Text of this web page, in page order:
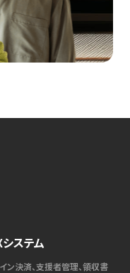
ステム
ン決済、支援者管理、領収書